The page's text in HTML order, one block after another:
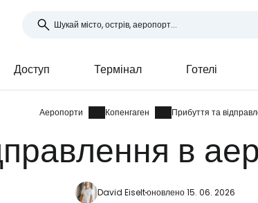
Доступ Термінал Готелі
Аеропорти Копенгаген
в
David Eiseltоновлено 15. 06. 2026